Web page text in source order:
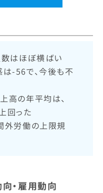
はほぼ横ばい
-56で、今後も不
高の年平均は、
回った
外労働の上限規
・雇用動向